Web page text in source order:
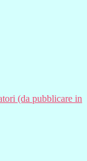
(da pubblicare in